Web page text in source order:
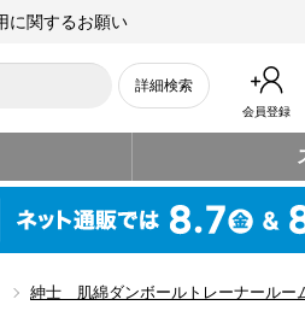
に関するお願い
詳細検索
会員登録
紳士 肌綿ダンボールトレーナールー